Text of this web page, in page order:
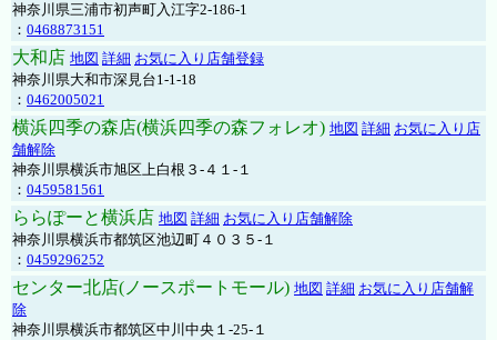
神奈川県三浦市初声町入江字2-186-1
： 0468873151
大和店 地図 詳細 お気に入り店舗登録
神奈川県大和市深見台1-1-18
： 0462005021
横浜四季の森店(横浜四季の森フォレオ) 地図 詳細 お気に入り店
舗解除
神奈川県横浜市旭区上白根３-４１-１
： 0459581561
ららぽーと横浜店 地図 詳細 お気に入り店舗解除
神奈川県横浜市都筑区池辺町４０３５-１
： 0459296252
センター北店(ノースポートモール) 地図 詳細 お気に入り店舗解
除
神奈川県横浜市都筑区中川中央１-25-１